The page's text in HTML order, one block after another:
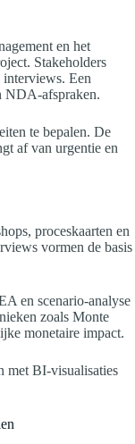
en het
Stakeholders
Een
NDA-afspraken.
te bepalen. De
af van urgentie en
proceskaarten en
vormen de basis
en scenario-analyse
zoals Monte
monetaire impact.
met BI-visualisaties